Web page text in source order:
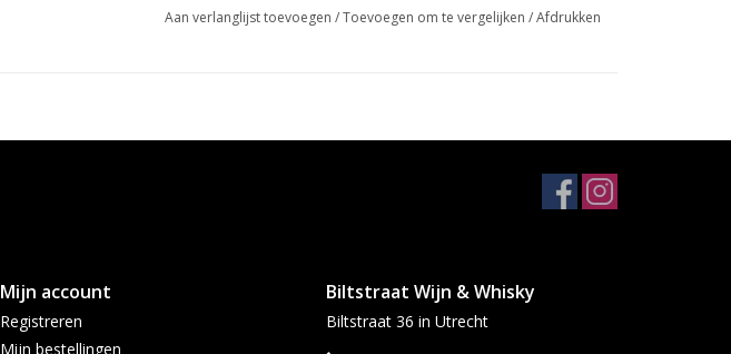
Aan verlanglijst toevoegen /Toevoegen om te vergelijken /Afdrukken
Mijn account
Registreren
Mijn bestellingen
Biltstraat Wijn & Whisky
Biltstraat 36 in Utrecht